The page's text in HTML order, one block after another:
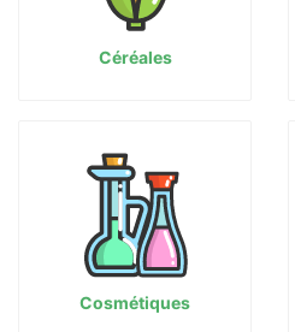
Céréales
Cosmétiques